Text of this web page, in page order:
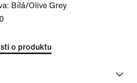
Bílá/Olive Grey
o produktu